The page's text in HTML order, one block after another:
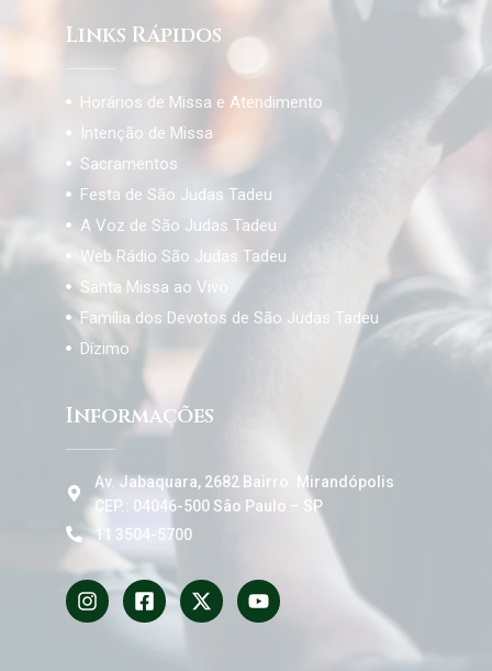
Links Rápidos
Horários de Missa e Atendimento
Intenção de Missa
Sacramentos
Festa de São Judas Tadeu
A Voz de São Judas Tadeu
Web Rádio São Judas Tadeu
Santa Missa ao Vivo
Família dos Devotos de São Judas Tadeu
Dízimo
Informações
Av. Jabaquara, 2682 Bairro: Mirandópolis
CEP.: 04046-500 São Paulo – SP
11 3504-5700